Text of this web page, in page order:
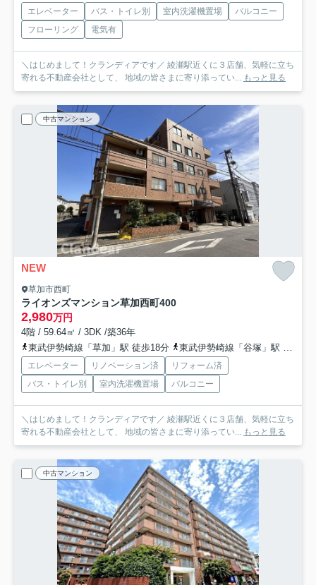
エレベーター バス・トイレ別 室内洗濯機置場
バルコニー
フローリング
電気有
＼はじめまして！クランディアです／ 綾瀬駅近くに３店舗、気軽に立ち
寄れる不動産会社として、 地域の皆さまに寄り添ってい... もっと見る
中古マンション
NEW
草加市西町
ライオンズマンション草加西町400
2,980万円
4階 / 59.64㎡ / 3DK /築36年
東武伊勢崎線「草加」駅 徒歩18分
東武伊勢崎線「谷塚」駅 徒歩25分
エレベーター リノベーション済
リフォーム済
バス・トイレ別
室内洗濯機置場 バルコニー
＼はじめまして！クランディアです／ 綾瀬駅近くに３店舗、気軽に立ち
寄れる不動産会社として、 地域の皆さまに寄り添ってい... もっと見る
中古マンション